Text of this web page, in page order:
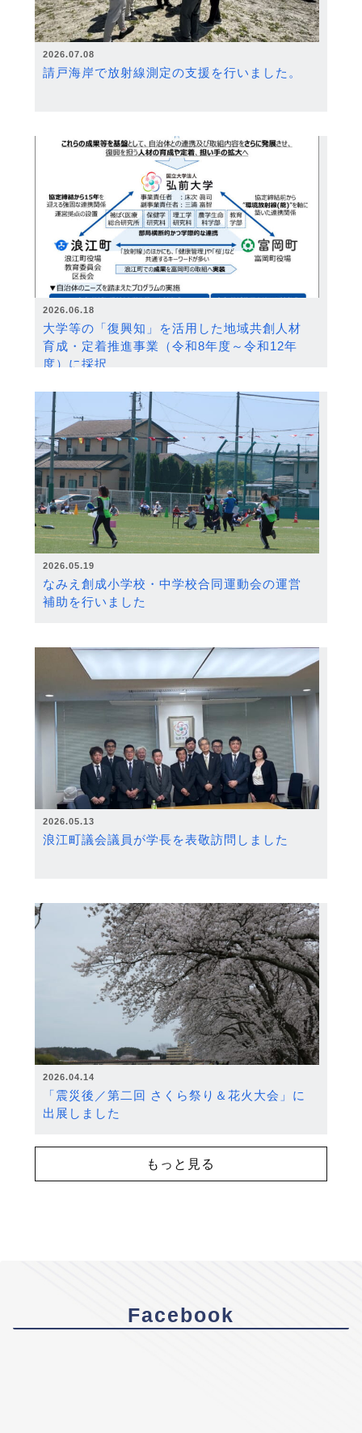
2026.07.08
請戸海岸で放射線測定の支援を行いました。
2026.06.18
大学等の「復興知」を活用した地域共創人材
育成・定着推進事業（令和8年度～令和12年
度）に採択
2026.05.19
なみえ創成小学校・中学校合同運動会の運営
補助を行いました
2026.05.13
浪江町議会議員が学長を表敬訪問しました
2026.04.14
「震災後／第二回 さくら祭り＆花火大会」に
出展しました
もっと見る
Facebook